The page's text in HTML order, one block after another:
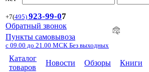
+7(495) 923-99-07
Обратный звонок
Пункты самовывоза
с 09.00 до 21.00 МСК Без выходных
Каталог
товаров
Новости Обзоры Книги